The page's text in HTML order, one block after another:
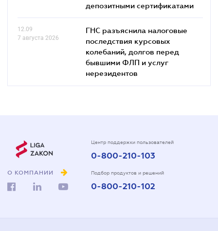
депозитными сертификатами
12.09
7 августа 2026
ГНС разъяснила налоговые
последствия курсовых
колебаний, долгов перед
бывшими ФЛП и услуг
нерезидентов
О КОМПАНИИ
Центр поддержки пользователей
0-800-210-103
Подбор продуктов и решений
0-800-210-102